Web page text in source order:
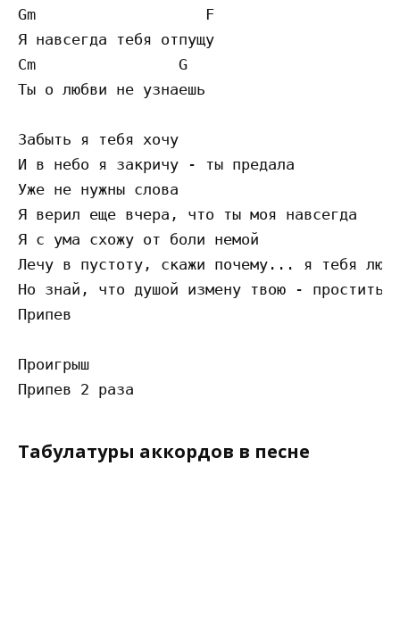
Gm                   F
Я навсегда тебя отпущу
Cm                G
Ты о любви не узнаешь
Забыть я тебя хочу
И в небо я закричу - ты предала
Уже не нужны слова
Я верил еще вчера, что ты моя навсегда
Я с ума схожу от боли немой
Лечу в пустоту, скажи почему... я тебя
Но знай, что душой измену твою - простить
Припев
Проигрыш
Табулатуры аккордов в песне